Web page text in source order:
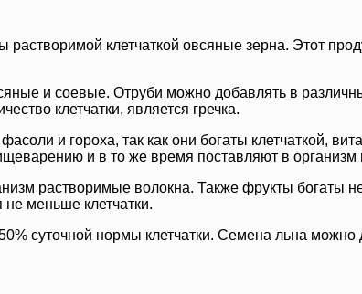
клетчаткой овсяные зерна. Этот
и соевые. Отруби можно добавлять в
клетчатки, является гречка.
и гороха, так как они богаты клетчаткой,
и в то же время поставляют в
растворимые волокна. Также фрукты
меньше клетчатки.
суточной нормы клетчатки. Семена льна